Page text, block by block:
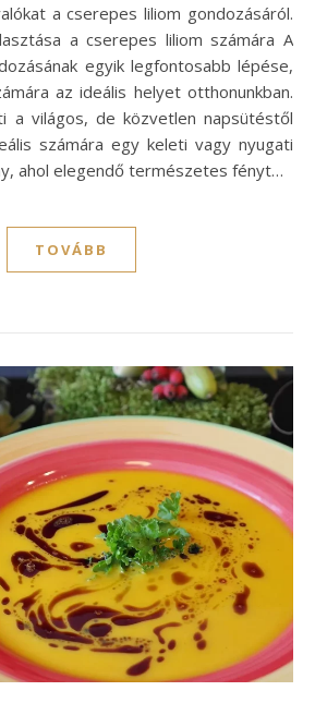
a cserepes liliom gondozásáról.
a cserepes liliom számára A
egyik legfontosabb lépése,
az ideális helyet otthonunkban.
a világos, de közvetlen napsütéstől
számára egy keleti vagy nyugati
ahol elegendő természetes fényt…
TOVÁBB